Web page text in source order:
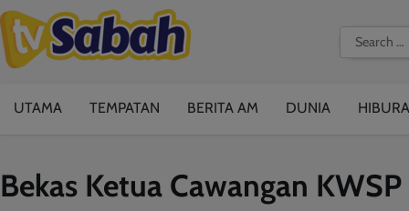
Skip
to
content
Search
for:
UTAMA TEMPATAN BERITA AM DUNIA
Bekas Ketua Cawangan